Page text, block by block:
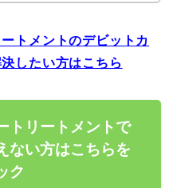
トメントのデビットカ
したい方はこちら
トリートメントで
ない方はこちらを
ク